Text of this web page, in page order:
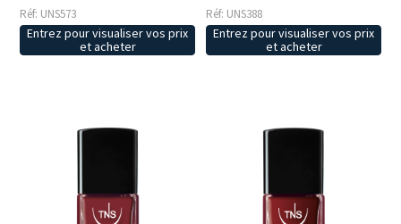
Réf: UNS573
Entrez pour visualiser vos prix
et acheter
Réf: UNS388
Entrez pour visualiser vos prix
et acheter